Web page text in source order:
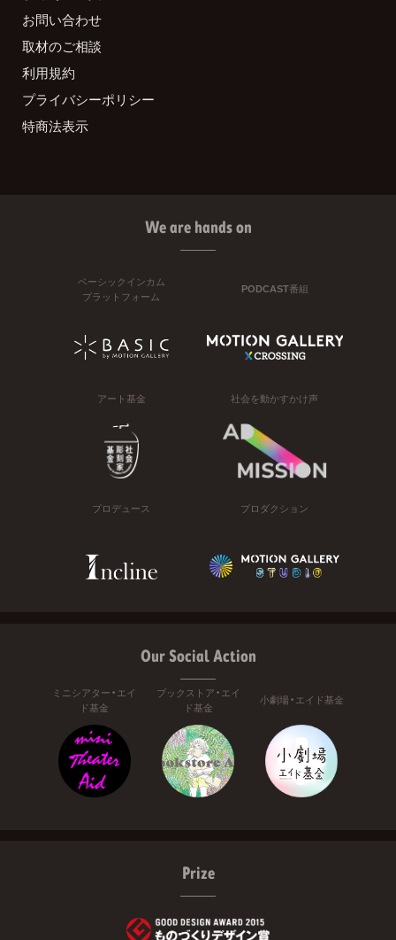
お問い合わせ
取材のご相談
利用規約
プライバシーポリシー
特商法表示
We are hands on
ベーシックインカム
プラットフォーム
PODCAST番組
アート基金 社会を動かすかけ声
プロデュース プロダクション
Our Social Action
ミニシアター・エイ
ド基金
ブックストア・エイ
ド基金
小劇場・エイド基金
Prize